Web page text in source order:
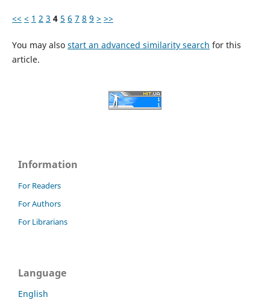
<< < 1 2 3 4 5 6 7 8 9 > >>
You may also start an advanced similarity search for this
article.
Information
For Readers
For Authors
For Librarians
Language
English